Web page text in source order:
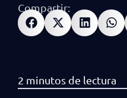
Compartir: